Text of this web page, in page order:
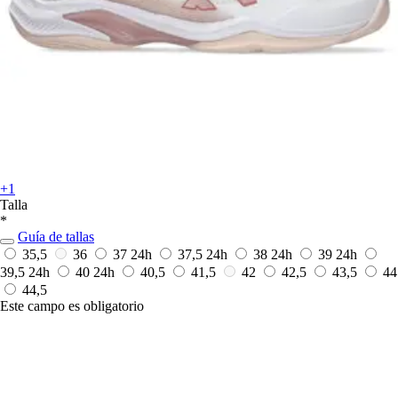
+1
Talla
*
Guía de tallas
35,5
36 37 24h 37,5 24h 38 24h 39 24h
39,5 24h 40 24h 40,5 41,5 42 42,5 43,5
44
44,5
Este campo es obligatorio